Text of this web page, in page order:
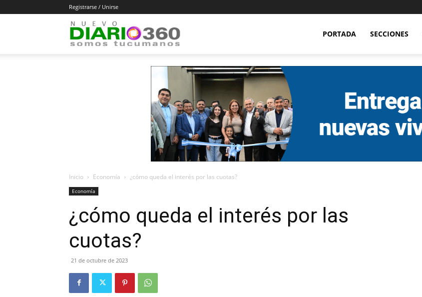
Registrarse / Unirse
Diario
360
PORTADA SECCIONES
Inicio Economía ¿cómo queda el interés por las cuotas?
Economía
¿cómo queda el interés por las
cuotas?
21 de octubre de 2023